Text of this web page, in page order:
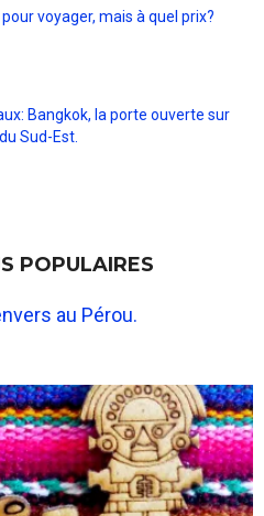
voyager, mais à quel prix?
Bangkok, la porte ouverte sur
Sud-Est.
POPULAIRES
au Pérou.